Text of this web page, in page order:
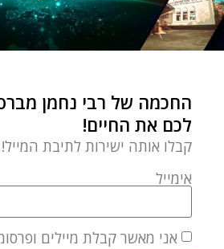
החכמה של רבי נחמן
לכם את החיים!
קבלו אותה ישירות לתיבת המייל!
אימייל
אני מאשר קבלת מיילים